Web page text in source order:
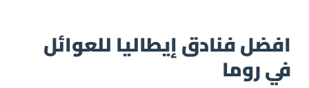
افضل فنادق إيطاليا للعوائل
في روما